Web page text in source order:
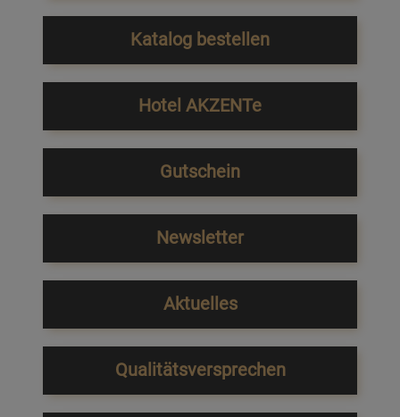
Katalog bestellen
Hotel AKZENTe
Gutschein
Newsletter
Aktuelles
Qualitätsversprechen